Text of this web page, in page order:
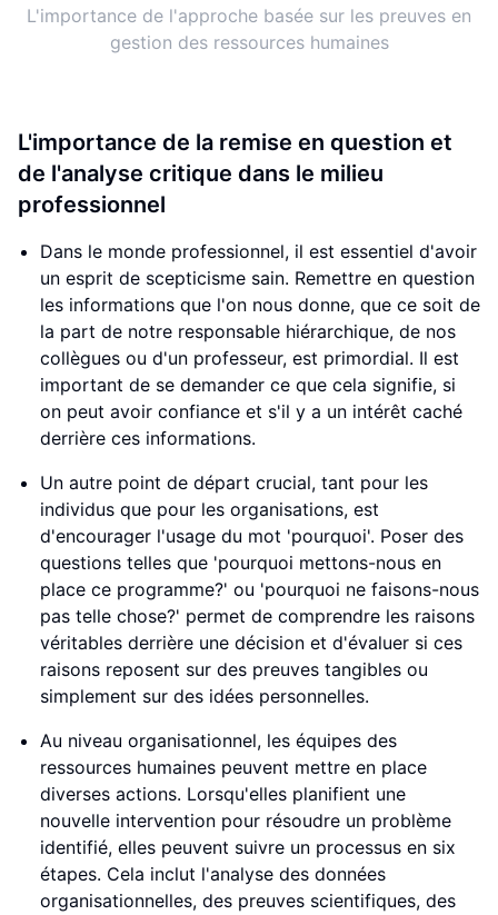
L'importance de l'approche basée sur les preuves en
gestion des ressources humaines
L'importance de la remise en question et
de l'analyse critique dans le milieu
professionnel
Dans le monde professionnel, il est essentiel d'avoir
un esprit de scepticisme sain. Remettre en question
les informations que l'on nous donne, que ce soit de
la part de notre responsable hiérarchique, de nos
collègues ou d'un professeur, est primordial. Il est
important de se demander ce que cela signifie, si
on peut avoir confiance et s'il y a un intérêt caché
derrière ces informations.
Un autre point de départ crucial, tant pour les
individus que pour les organisations, est
d'encourager l'usage du mot 'pourquoi'. Poser des
questions telles que 'pourquoi mettons-nous en
place ce programme?' ou 'pourquoi ne faisons-nous
pas telle chose?' permet de comprendre les raisons
véritables derrière une décision et d'évaluer si ces
raisons reposent sur des preuves tangibles ou
simplement sur des idées personnelles.
Au niveau organisationnel, les équipes des
ressources humaines peuvent mettre en place
diverses actions. Lorsqu'elles planifient une
nouvelle intervention pour résoudre un problème
identifié, elles peuvent suivre un processus en six
étapes. Cela inclut l'analyse des données
organisationnelles, des preuves scientifiques, des